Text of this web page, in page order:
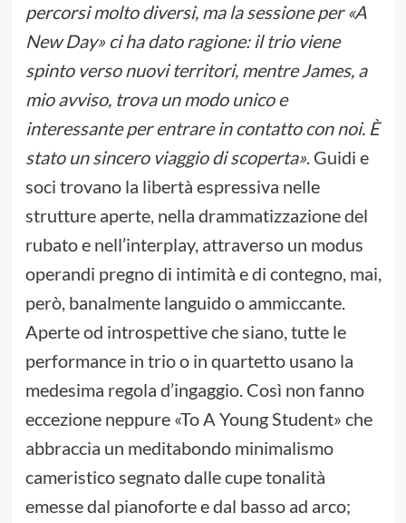
percorsi molto diversi, ma la sessione per «A
New Day» ci ha dato ragione: il trio viene
spinto verso nuovi territori, mentre James, a
mio avviso, trova un modo unico e
interessante per entrare in contatto con noi. È
stato un sincero viaggio di scoperta». Guidi e
soci trovano la libertà espressiva nelle
strutture aperte, nella drammatizzazione del
rubato e nell’interplay, attraverso un modus
operandi pregno di intimità e di contegno, mai,
però, banalmente languido o ammiccante.
Aperte od introspettive che siano, tutte le
performance in trio o in quartetto usano la
medesima regola d’ingaggio. Così non fanno
eccezione neppure «To A Young Student» che
abbraccia un meditabondo minimalismo
cameristico segnato dalle cupe tonalità
emesse dal pianoforte e dal basso ad arco;